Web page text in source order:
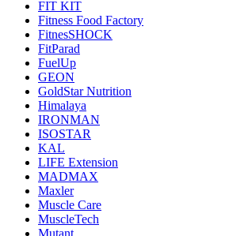
FIT KIT
Fitness Food Factory
FitnesSHOCK
FitParad
FuelUp
GEON
GoldStar Nutrition
Himalaya
IRONMAN
ISOSTAR
KAL
LIFE Extension
MADMAX
Maxler
Muscle Care
MuscleTech
Mutant